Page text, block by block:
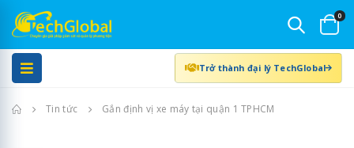
0
Trở thành đại lý TechGlobal
Trang chủ
Tin tức Gắn định vị xe máy tại quận 1 TPHCM